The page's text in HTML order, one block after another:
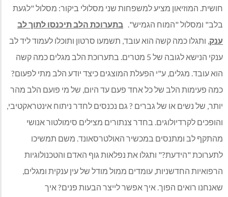
חושית. המוזיאון מציע למשפחות שני מסלולי ביקור: מסלול "לגעת
בלב" ומסלול "המוח הגמיש". בתערוכת הלב תיכנסו לתוך לב
ענק, ותגלו כמה קשה הוא עובד, תשמעו סרטון ותוכלו לעמוד ליד לב
ענקי הנישא לגובה של 5 מטרים. בתערוכת הלב מגלים כמה קשה
הוא עובד. מגלים, ע"י הפעלת המוצגים כיצד יודע הלב מתי לפעום?
כמה פעימות הלב של כל אחד פעם עד היום, של מי פועם הלב מהר
יותר, של נשים או של גברים ? גם נכנסים לחדר ניתוח אינטראקטיבי,
והופכים לקרדיולוגים. בחדר צנתורים מצילים סימולטור אנושי
מהתקף לב ומתנסים במכשיר האולטרסאונד. משם תמשיכו
לתערוכת "הידעת?" ותגלו את נפלאות גוף האדם והטכנולוגיות
הרפואיות החדשניות, עומדים ממול מודל של עין ענקית ומגלים,
שאנחנו רואים הפוך. איך אפשר לייצר הבעות פנים? איך